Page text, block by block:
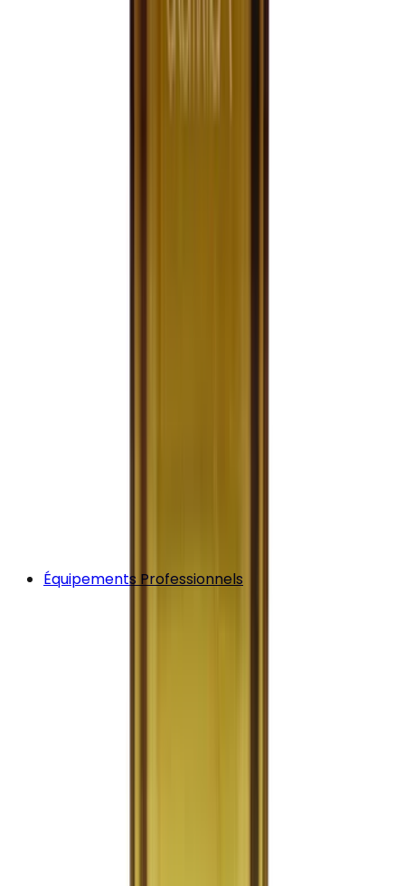
Équipements Professionnels